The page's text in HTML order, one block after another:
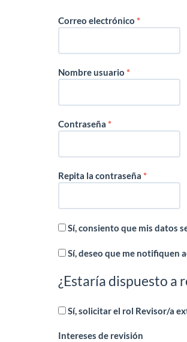
Correo electrónico*Obligatorio
Nombre usuario*Obligatorio
Contraseña*Obligatorio
Repita la contraseña*
Sí, consiento que mis datos
Sí, deseo que me notifiquen
¿Estaría dispuesto a
Sí, solicitar el rol Revisor/a
Intereses de revisión